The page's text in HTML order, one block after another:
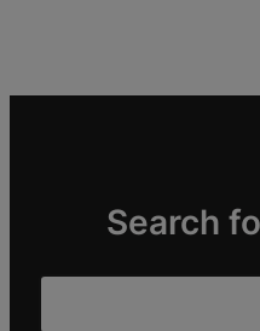
Search